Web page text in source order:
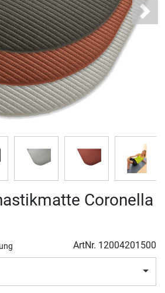
Next
Coronella
ArtNr. 12004201500